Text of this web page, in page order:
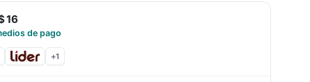
16
de pago
+1